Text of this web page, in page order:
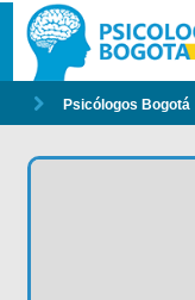
Psicólogos Bogotá